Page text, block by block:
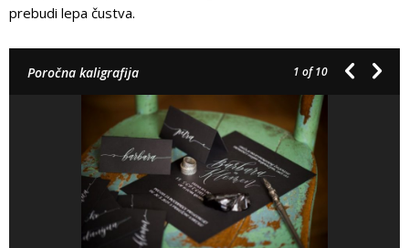
prebudi lepa čustva.
Poročna kaligrafija 1 of 10